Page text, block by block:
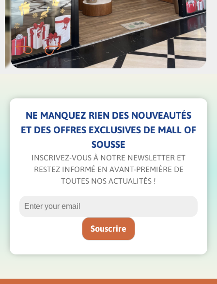
NE MANQUEZ RIEN DES NOUVEAUTÉS
ET DES OFFRES EXCLUSIVES DE MALL OF
SOUSSE
INSCRIVEZ-VOUS À NOTRE NEWSLETTER ET
RESTEZ INFORMÉ EN AVANT-PREMIÈRE DE
TOUTES NOS ACTUALITÉS !